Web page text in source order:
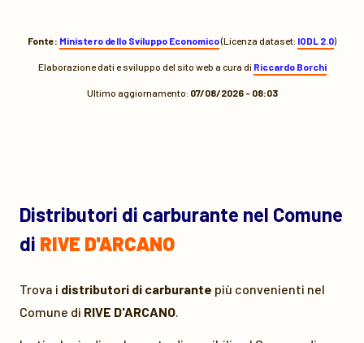
Fonte: Ministero dello Sviluppo Economico(Licenza dataset: IODL 2.0)
Elaborazione dati e sviluppo del sito web a cura di Riccardo Borchi
Ultimo aggiornamento: 07/08/2026 - 08:03
Distributori di carburante nel Comune
di RIVE D'ARCANO
Trova i distributori di carburante più convenienti nel
Comune di RIVE D'ARCANO.